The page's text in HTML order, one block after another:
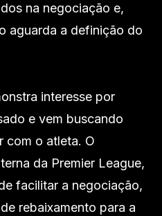
na negociação e,
aguarda a definição do
interesse por
e vem buscando
com o atleta. O
da Premier League,
facilitar a negociação,
rebaixamento para a